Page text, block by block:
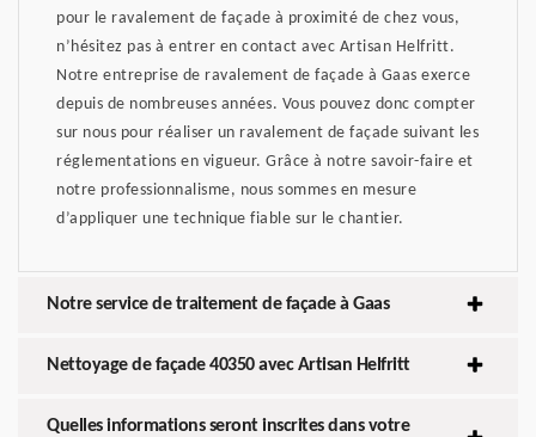
pour le ravalement de façade à proximité de chez vous,
n’hésitez pas à entrer en contact avec Artisan Helfritt.
Notre entreprise de ravalement de façade à Gaas exerce
depuis de nombreuses années. Vous pouvez donc compter
sur nous pour réaliser un ravalement de façade suivant les
réglementations en vigueur. Grâce à notre savoir-faire et
notre professionnalisme, nous sommes en mesure
d’appliquer une technique fiable sur le chantier.
Notre service de traitement de façade à Gaas
Nettoyage de façade 40350 avec Artisan Helfritt
Quelles informations seront inscrites dans votre